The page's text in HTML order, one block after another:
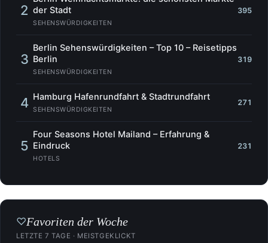
2 der Stadt
SEHENSWÜRDIGKEITEN
395
3
Berlin Sehenswürdigkeiten – Top 10 – Reisetipps
Berlin
SEHENSWÜRDIGKEITEN
319
4 Hamburg Hafenrundfahrt & Stadtrundfahrt
SEHENSWÜRDIGKEITEN
271
5
Four Seasons Hotel Mailand – Erfahrung &
Eindruck
HOTELS
231
♡Favoriten der Woche
LETZTE 7 TAGE · MEISTGEKLICKT